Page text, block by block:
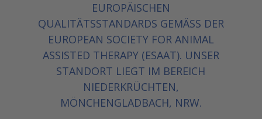
EUROPÄISCHEN
QUALITÄTSSTANDARDS GEMÄSS DER E
UROPEAN SOCIETY FOR ANIMAL A
SSISTED THERAPY (ESAAT). UNSER S
TANDORT LIEGT IM BEREICH N
IEDERKRÜCHTEN, M
ÖNCHENGLADBACH, NRW.